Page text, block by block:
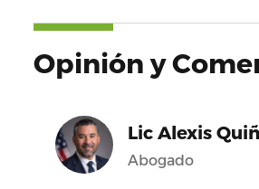
Opinión y
Lic Alexis
Abogado